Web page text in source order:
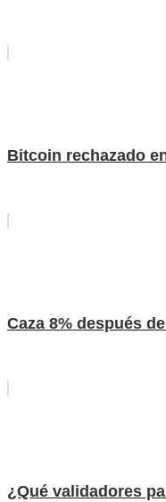
Bitcoin rechazado
Caza 8% después
¿Qué validadores